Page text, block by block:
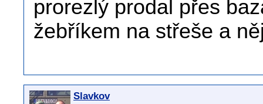
prorezlý prodal přes
žebříkem na střeše a
Slavkov